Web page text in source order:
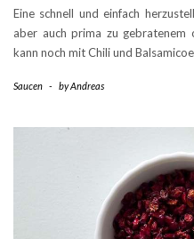
Eine schnell und einfach
aber auch prima zu gebratenem
kann noch mit Chili und
Saucen - byAndreas